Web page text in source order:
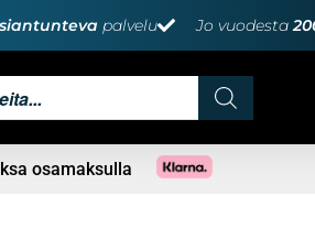
palvelu Jo vuodesta
osamaksulla